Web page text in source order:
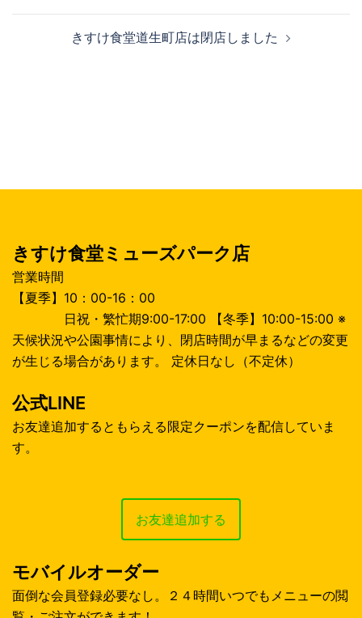
ナ
きすけ食堂道生町店は閉店しました
きすけ食堂ミューズパーク店
営業時間
【夏季】10：00-16：00
日祝・繁忙期9:00-17:00 【冬季】10:00-15:00 ※
天候状況や公園事情により、閉店時間が早まるなどの変更
が生じる場合があります。 定休日なし（不定休）
公式LINE
お友達追加するともらえる限定クーポンを配信していま
す。
お友達追加する
モバイルオーダー
面倒な会員登録必要なし。２４時間いつでもメニューの閲